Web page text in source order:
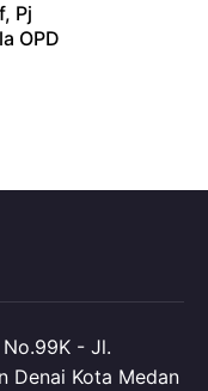
Pj
OPD
- Jl.
Denai Kota Medan